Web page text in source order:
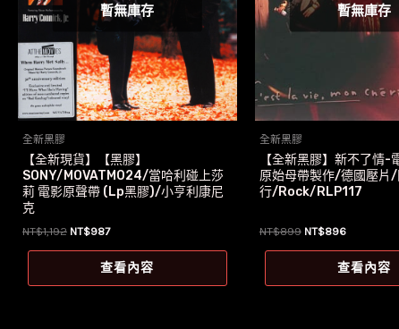
暫無庫存
全新黑膠
【全新現貨】【黑膠】
SONY/MOVATM024/當哈利碰上莎
莉 電影原聲帶 (Lp黑膠)/小亨利康尼
克
NT$1,192 原
NT$1,192。
NT$987目
價
格：
NT$987。
查看內容
暫無庫存
全新黑膠
【全新黑膠】新不了情-
原始母帶製作/德國壓片
行/Rock/RLP117
NT$899 原
NT$899。
NT$896目
價
格：
NT$896。
查看內容